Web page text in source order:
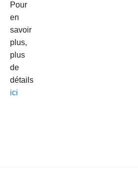
Pour
en
savoir
plus,
plus
de
détails
ici